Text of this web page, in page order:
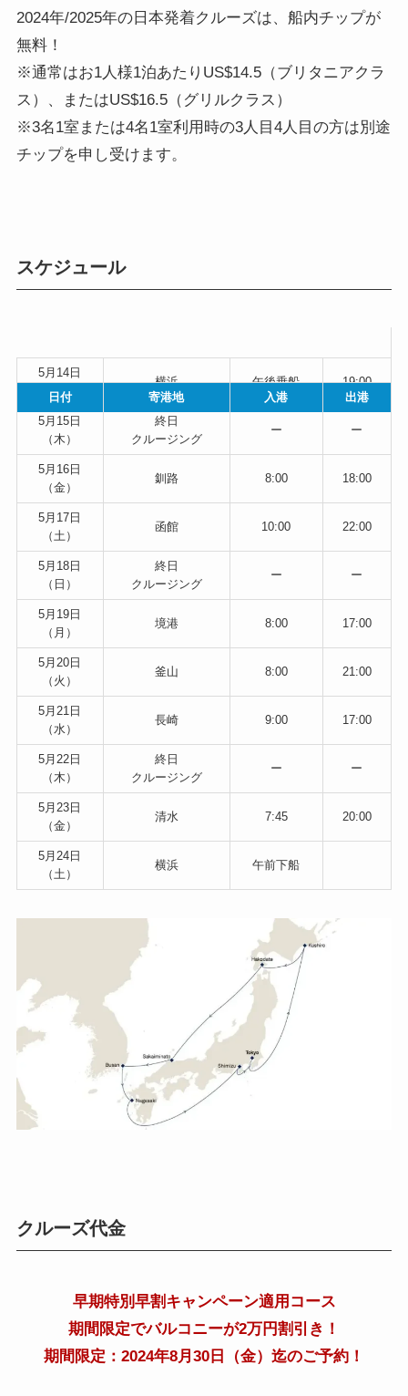
2024年/2025年の日本発着クルーズは、船内チップが
無料！
※通常はお1人様1泊あたりUS$14.5（ブリタニアクラ
ス）、またはUS$16.5（グリルクラス）
※3名1室または4名1室利用時の3人目4人目の方は別途
チップを申し受けます。
スケジュール
日付 寄港地 入港 出港
5月14日
（水）
横浜 午後乗船 19:00
5月15日
（木）
終日
クルージング
ー ー
5月16日
（金）
釧路 8:00 18:00
5月17日
（土）
函館 10:00 22:00
5月18日
（日）
終日
クルージング
ー ー
5月19日
（月）
境港 8:00 17:00
5月20日
（火）
釜山 8:00 21:00
5月21日
（水）
長崎 9:00 17:00
5月22日
（木）
終日
クルージング
ー ー
5月23日
（金）
清水 7:45 20:00
5月24日
（土）
横浜 午前下船
クルーズ代金
早期特別早割キャンペーン適用コース
期間限定でバルコニーが2万円割引き！
期間限定：2024年8月30日（金）迄のご予約！